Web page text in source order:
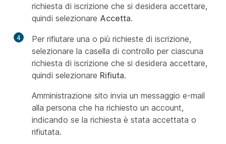
richiesta di iscrizione che si desidera accettare,
quindi selezionare Accetta.
4
Per rifiutare una o più richieste di iscrizione,
selezionare la casella di controllo per ciascuna
richiesta di iscrizione che si desidera accettare,
quindi selezionare Rifiuta.
Amministrazione sito invia un messaggio e-mail
alla persona che ha richiesto un account,
indicando se la richiesta è stata accettata o
rifiutata.